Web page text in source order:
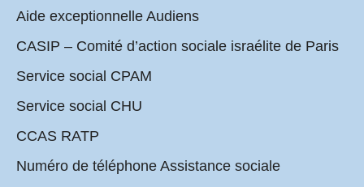
Aide exceptionnelle Audiens
CASIP – Comité d’action sociale israélite de Paris
Service social CPAM
Service social CHU
CCAS RATP
Numéro de téléphone Assistance sociale